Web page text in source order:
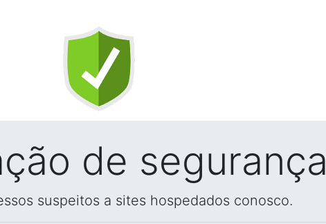
de segurança
suspeitos a sites hospedados conosco.